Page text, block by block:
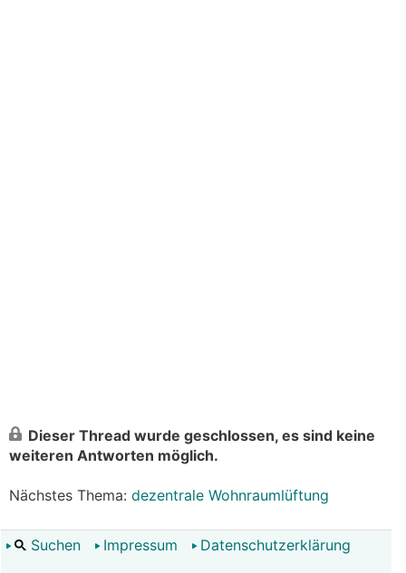
Dieser Thread wurde geschlossen, es sind keine
weiteren Antworten möglich.
Nächstes Thema: dezentrale Wohnraumlüftung
Suchen Impressum
Datenschutzerklärung